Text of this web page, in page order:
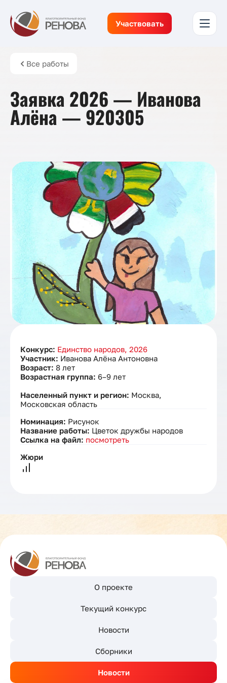
Участвовать
Все работы
Заявка 2026 — Иванова
Алёна — 920305
Конкурс: Единство народов, 2026
Участник: Иванова Алёна Антоновна
Возраст: 8 лет
Возрастная группа: 6–9 лет
Населенный пункт и регион: Москва,
Московская область
Номинация: Рисунок
Название работы: Цветок дружбы народов
Ссылка на файл: посмотреть
Жюри
О проекте
Текущий конкурс
Новости
Сборники
Новости